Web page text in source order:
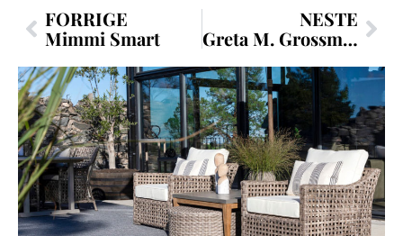
Prev
FORRIGE
Mimmi Smart
NESTE
Greta M. Grossman